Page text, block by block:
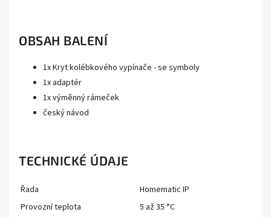
OBSAH BALENÍ
1x Kryt kolébkového vypínače - se symboly
1x adaptér
1x výměnný rámeček
český návod
TECHNICKÉ ÚDAJE
Řada
Homematic IP
Provozní teplota
5 až 35 °C